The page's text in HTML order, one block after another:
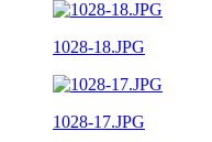
1028-18.JPG
1028-17.JPG